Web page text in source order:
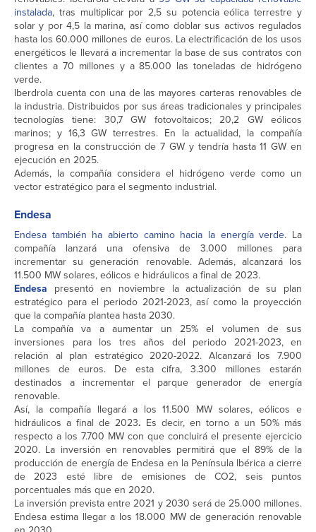
instalada, tras multiplicar por 2,5 su potencia eólica terrestre y
solar y por 4,5 la marina, así como doblar sus activos regulados
hasta los 60.000 millones de euros. La electrificación de los usos
energéticos le llevará a incrementar la base de sus contratos con
clientes a 70 millones y a 85.000 las toneladas de hidrógeno
verde.
Iberdrola cuenta con una de las mayores carteras renovables de
la industria. Distribuidos por sus áreas tradicionales y principales
tecnologías tiene: 30,7 GW fotovoltaicos; 20,2 GW eólicos
marinos; y 16,3 GW terrestres. En la actualidad, la compañía
progresa en la construcción de 7 GW y tendría hasta 11 GW en
ejecución en 2025.
Además, la compañía considera el hidrógeno verde como un
vector estratégico para el segmento industrial.
Endesa
Endesa también ha abierto camino hacia la energía verde. La
compañía lanzará una ofensiva de 3.000 millones para
incrementar su generación renovable. Además, alcanzará los
11.500 MW solares, eólicos e hidráulicos a final de 2023.
Endesa presentó en noviembre la actualización de su plan
estratégico para el periodo 2021-2023, así como la proyección
que la compañía plantea hasta 2030.
La compañía va a aumentar un 25% el volumen de sus
inversiones para los tres años del periodo 2021-2023, en
relación al plan estratégico 2020-2022. Alcanzará los 7.900
millones de euros. De esta cifra, 3.300 millones estarán
destinados a incrementar el parque generador de energía
renovable.
Así, la compañía llegará a los 11.500 MW solares, eólicos e
hidráulicos a final de 2023. Es decir, en torno a un 50% más
respecto a los 7.700 MW con que concluirá el presente ejercicio
2020. La inversión en renovables permitirá que el 89% de la
producción de energía de Endesa en la Península Ibérica a cierre
de 2023 esté libre de emisiones de CO2, seis puntos
porcentuales más que en 2020.
La inversión prevista entre 2021 y 2030 será de 25.000 millones.
Endesa estima llegar a los 18.000 MW de generación renovable